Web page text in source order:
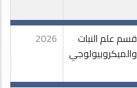
قسم علم النبات
والميكروبيولوجي
2026